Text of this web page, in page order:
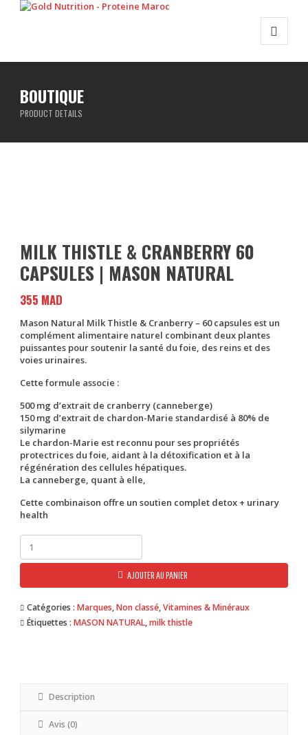
BOUTIQUE
PRODUCT DETAILS
MILK THISTLE & CRANBERRY 60
CAPSULES | MASON NATURAL
355 MAD
Mason Natural Milk Thistle & Cranberry – 60 capsules est un
complément alimentaire naturel combinant deux plantes
puissantes pour soutenir la santé du foie, des reins et des
voies urinaires.
Cette formule associe :
500 mg d’extrait de cranberry (canneberge)
150 mg d’extrait de chardon-Marie standardisé à 80% de
silymarine
Le chardon-Marie est reconnu pour ses propriétés
protectrices du foie, aidant à la détoxification et à la
régénération des cellules hépatiques.
La canneberge, quant à elle,
Cette combinaison offre unsoutien complet detox + urinary
health
quantité
Milk
&
Cranberry
60
Capsules
AJOUTER AU PANIER
Catégories :Marques,Non classé,Vitamines & Minéraux
Étiquettes :MASON NATURAL,milk thistle
Description
Avis (0)